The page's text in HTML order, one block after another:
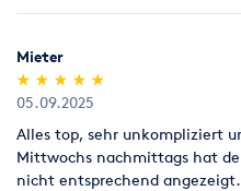
Mieter
(*)
★
★
(*) ★
★
(*) ★
★
(*) ★
★
(*) ★
★
05.09.2025
Alles top, sehr unkompliziert
Mittwochs nachmittags hat
nicht entsprechend